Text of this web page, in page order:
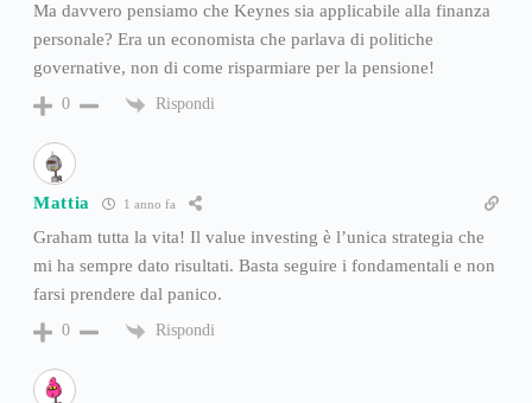
Ma davvero pensiamo che Keynes sia applicabile alla finanza
personale? Era un economista che parlava di politiche
governative, non di come risparmiare per la pensione!
0 Rispondi
Mattia 1 anno fa
Graham tutta la vita! Il value investing è l’unica strategia che
mi ha sempre dato risultati. Basta seguire i fondamentali e non
farsi prendere dal panico.
0 Rispondi